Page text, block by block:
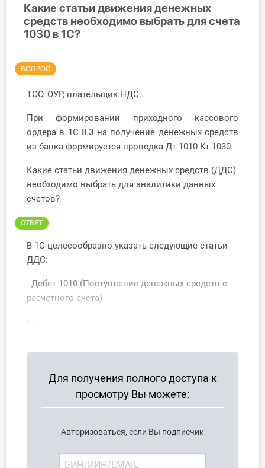
Правовая база
Библиотека бухгалтера
Инструменты
Вебинары
Справочник бухгалтера
Участник ВЭД
Практика ИП
Кадры. Труд. Зарплата.
Учет по отраслям
Юридический помощник
Интернет-магазин
Тарифы
Тестирование для
Какие статьи движения денежных
средств необходимо выбрать для счета
1030 в 1С?
ВОПРОС
ТОО, ОУР, плательщик НДС.
При формировании приходного кассового
ордера в 1С 8.3 на получение денежных средств
из банка формируется проводка Дт 1010 Кт 1030.
Какие статьи движения денежных средств (ДДС)
необходимо выбрать для аналитики данных
счетов?
ОТВЕТ
В 1С целесообразно указать следующие статьи
ДДС:
- Дебет 1010 (Поступление денежных средств с
расчетного счета)
- ...
Для получения полного доступа к
просмотру Вы можете:
Авторизоваться, если Вы подписчик